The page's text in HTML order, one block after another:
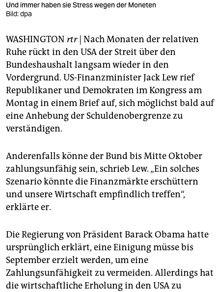
veranstaltungen
fragen & hilfe
unterstützen
abo
genossenschaft
epaper login
Und immer haben sie Stress wegen der Moneten
Bild: dpa
WASHINGTON rtr| Nach Monaten der relativen
Ruhe rückt in den USA der Streit über den
Bundeshaushalt langsam wieder in den
Vordergrund. US-Finanzminister Jack Lew rief
Republikaner und Demokraten im Kongress am
Montag in einem Brief auf, sich möglichst bald auf
eine Anhebung der Schuldenobergrenze zu
verständigen.
Anderenfalls könne der Bund bis Mitte Oktober
zahlungsunfähig sein, schrieb Lew. „Ein solches
Szenario könnte die Finanzmärkte erschüttern
und unsere Wirtschaft empfindlich treffen“,
erklärte er.
Die Regierung von Präsident Barack Obama hatte
ursprünglich erklärt, eine Einigung müsse bis
September erzielt werden, um eine
Zahlungsunfähigkeit zu vermeiden. Allerdings hat
die wirtschaftliche Erholung in den USA zu